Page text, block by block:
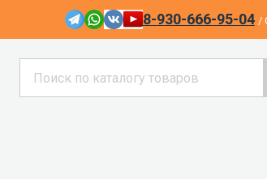
8-930-666-95-04 /